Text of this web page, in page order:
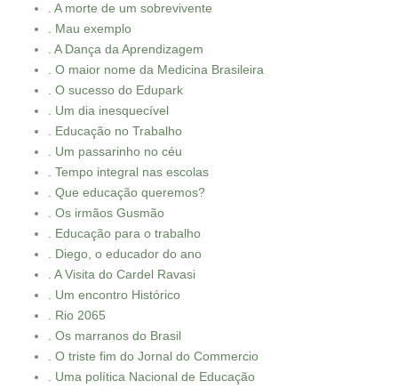
. A morte de um sobrevivente
. Mau exemplo
. A Dança da Aprendizagem
. O maior nome da Medicina Brasileira
. O sucesso do Edupark
. Um dia inesquecível
. Educação no Trabalho
. Um passarinho no céu
. Tempo integral nas escolas
. Que educação queremos?
. Os irmãos Gusmão
. Educação para o trabalho
. Diego, o educador do ano
. A Visita do Cardel Ravasi
. Um encontro Histórico
. Rio 2065
. Os marranos do Brasil
. O triste fim do Jornal do Commercio
. Uma política Nacional de Educação